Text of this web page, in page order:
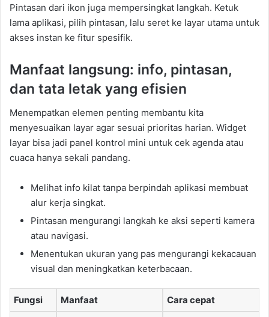
Pintasan dari ikon juga mempersingkat langkah. Ketuk
lama aplikasi, pilih pintasan, lalu seret ke layar utama untuk
akses instan ke fitur spesifik.
Manfaat langsung: info, pintasan,
dan tata letak yang efisien
Menempatkan elemen penting membantu kita
menyesuaikan layar agar sesuai prioritas harian. Widget
layar bisa jadi panel kontrol mini untuk cek agenda atau
cuaca hanya sekali pandang.
Melihat info kilat tanpa berpindah aplikasi membuat
alur kerja singkat.
Pintasan mengurangi langkah ke aksi seperti kamera
atau navigasi.
Menentukan ukuran yang pas mengurangi kekacauan
visual dan meningkatkan keterbacaan.
Fungsi Manfaat Cara cepat